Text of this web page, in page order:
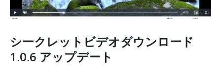
シークレットビデオダウンロード
1.0.6 アップデート